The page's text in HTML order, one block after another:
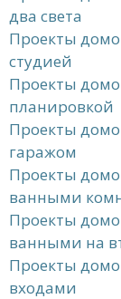
два света
Проекты
студией
Проекты
планировкой
Проекты
гаражом
Проекты
ванными
Проекты
ванными на
Проекты
входами